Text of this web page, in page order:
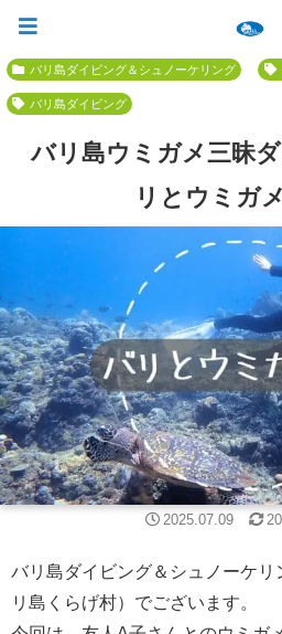
バリ島でいちばん優し
バリ島ダイビング＆シュノーケリング
バリ島ダイビング
バリ島ウミガメ三昧
リとウミガ
2025.07.09
バリ島ダイビング＆シュノーケ
リ島くらげ村）でございます。